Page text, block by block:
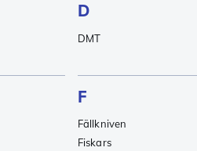
D
DMT
F
Fällkniven
Fiskars